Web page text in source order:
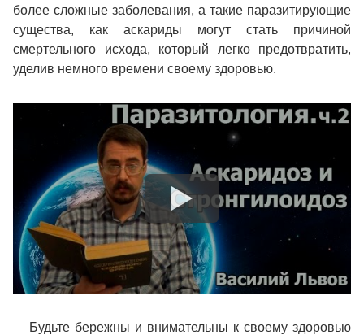
более сложные заболевания, а такие паразитирующие
существа, как аскариды могут стать причиной
смертельного исхода, который легко предотвратить,
уделив немного времени своему здоровью.
Будьте бережны и внимательны к своему здоровью